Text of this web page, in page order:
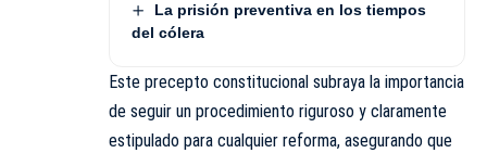
La prisión preventiva en los tiempos
del cólera
Este precepto constitucional subraya la importancia
de seguir un procedimiento riguroso y claramente
estipulado para cualquier reforma, asegurando que